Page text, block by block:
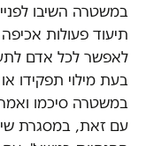
במשטרה השיבו
תיעוד פעולות
לאפשר לכל אדם
בעת מילוי תפקידו
במשטרה סיכמו
עם זאת, במסגרת